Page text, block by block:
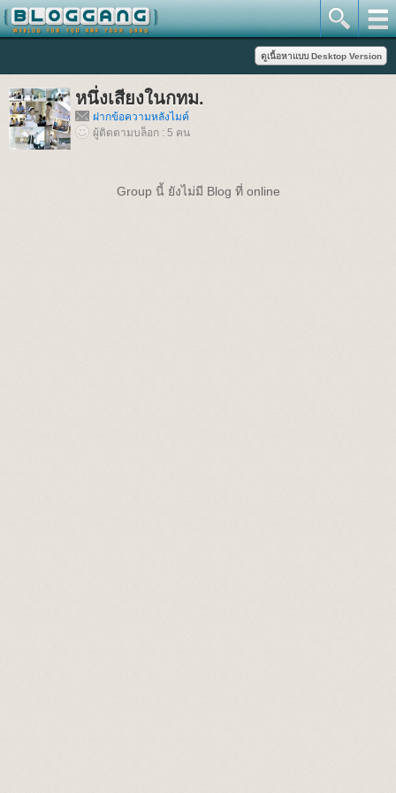
หนึ่งเสียงในกทม.
ฝากข้อความหลังไมค์
ผู้ติดตามบล็อก : 5 คน
Group นี้ ยังไม่มี Blog ที่ online